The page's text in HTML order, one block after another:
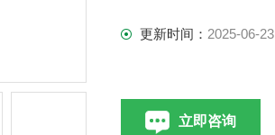
更新时间： 2025-06-23
立即咨询